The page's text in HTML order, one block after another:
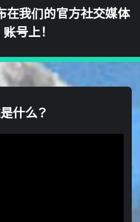
在我们的官方社交媒体
账号上！
什么？